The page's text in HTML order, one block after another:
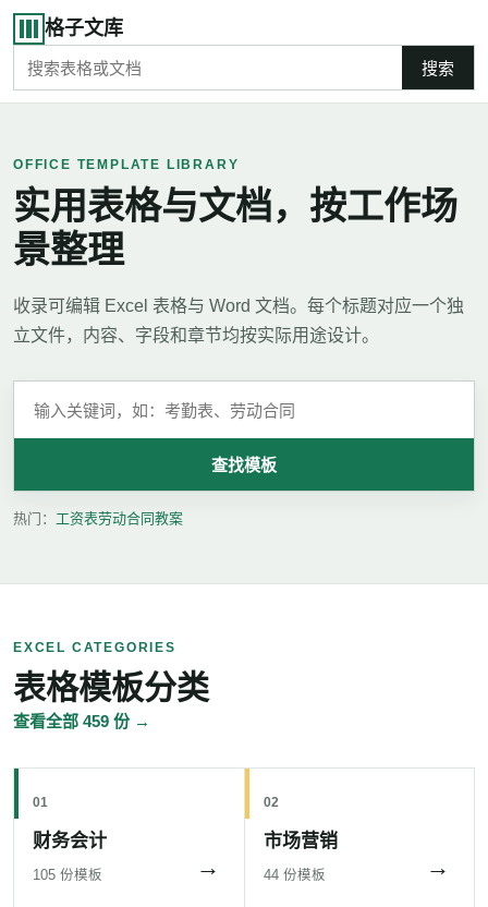
格子文库
搜索
OFFICE TEMPLATE LIBRARY
实用表格与文档，按工作场
景整理
收录可编辑 Excel 表格与 Word 文档。每个标题对应一个独
立文件，内容、字段和章节均按实际用途设计。
查找模板
热门： 工资表劳动合同教案
EXCEL CATEGORIES
表格模板分类
查看全部 459 份 →
01
财务会计
105 份模板 →
02
市场营销
44 份模板 →